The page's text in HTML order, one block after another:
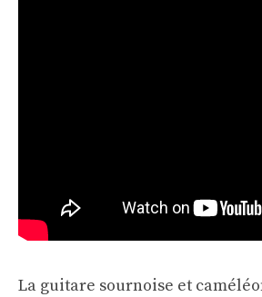
La guitare sournoise et